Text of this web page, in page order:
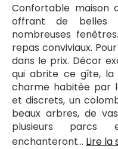
Confortable maison
offrant de belles
nombreuses
repas conviviaux.
dans le prix. Décor
qui abrite ce gîte, la
charme habitée par
et discrets, un
beaux arbres, de
plusieurs parcs
enchanteront... Lire la